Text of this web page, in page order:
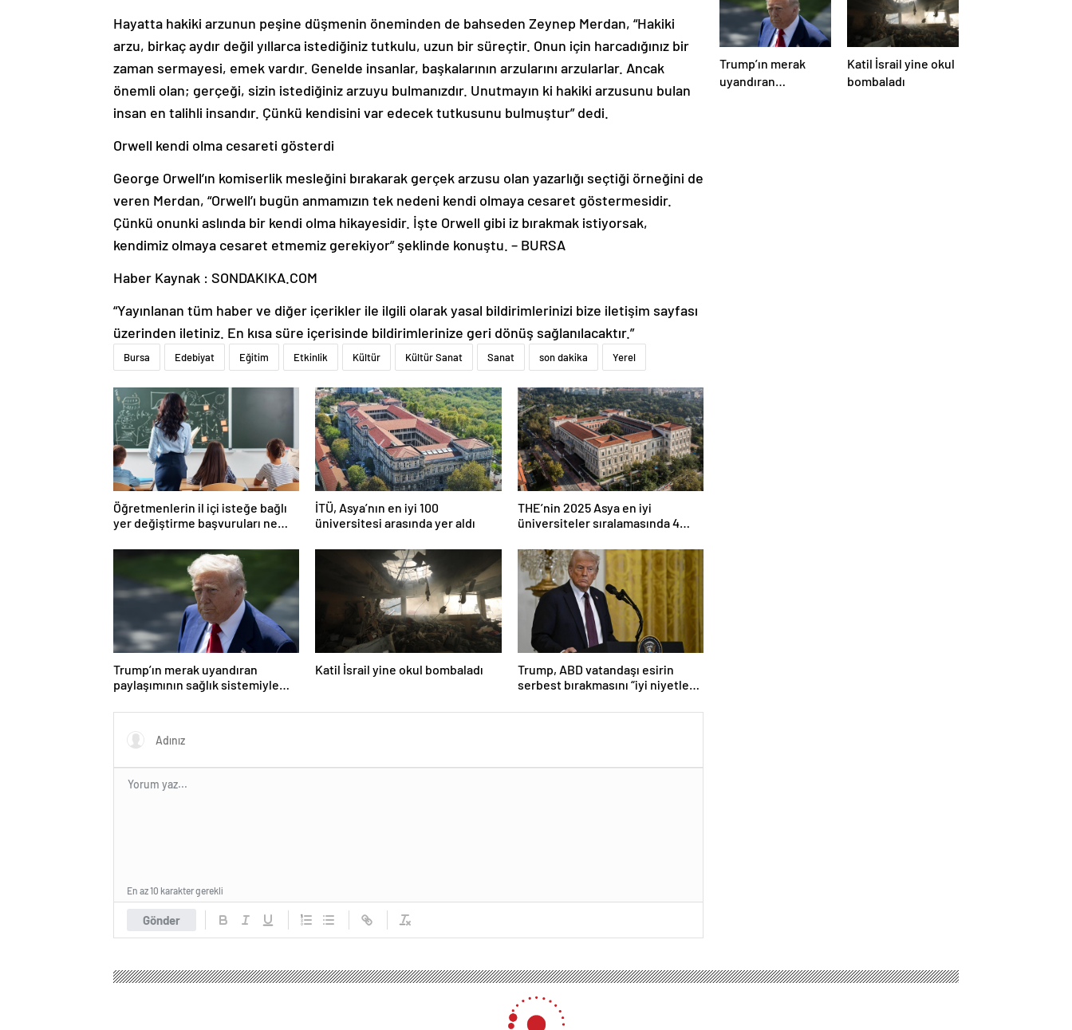
Hayatta hakiki arzunun peşine düşmenin öneminden de bahseden Zeynep Merdan, “Hakiki
arzu, birkaç aydır değil yıllarca istediğiniz tutkulu, uzun bir süreçtir. Onun için harcadığınız bir
zaman sermayesi, emek vardır. Genelde insanlar, başkalarının arzularını arzularlar. Ancak
önemli olan; gerçeği, sizin istediğiniz arzuyu bulmanızdır. Unutmayın ki hakiki arzusunu bulan
insan en talihli insandır. Çünkü kendisini var edecek tutkusunu bulmuştur” dedi.
Orwell kendi olma cesareti gösterdi
George Orwell’ın komiserlik mesleğini bırakarak gerçek arzusu olan yazarlığı seçtiği örneğini de
veren Merdan, “Orwell’ı bugün anmamızın tek nedeni kendi olmaya cesaret göstermesidir.
Çünkü onunki aslında bir kendi olma hikayesidir. İşte Orwell gibi iz bırakmak istiyorsak,
kendimiz olmaya cesaret etmemiz gerekiyor” şeklinde konuştu. – BURSA
Haber Kaynak : SONDAKIKA.COM
“Yayınlanan tüm haber ve diğer içerikler ile ilgili olarak yasal bildirimlerinizi bize iletişim sayfası
üzerinden iletiniz. En kısa süre içerisinde bildirimlerinize geri dönüş sağlanılacaktır.”
Bursa Edebiyat Eğitim Etkinlik Kültür Kültür Sanat Sanat son dakika Yerel
Öğretmenlerin il içi isteğe bağlı
yer değiştirme başvuruları ne
İTÜ, Asya’nın en iyi 100
üniversitesi arasında yer aldı
THE’nin 2025 Asya en iyi
üniversiteler sıralamasında 4
Trump’ın merak uyandıran
paylaşımının sağlık sistemiyle
Katil İsrail yine okul bombaladı
Trump, ABD vatandaşı esirin
serbest bırakmasını “iyi niyetle
değerlendirdi
Gönder
En az 10 karakter gerekli
Trump’ın merak
uyandıran
Katil İsrail yine okul
bombaladı
Bilecik’te Ara Tatil Müjdesi: Ücretsiz Çocuk Tiyatroları